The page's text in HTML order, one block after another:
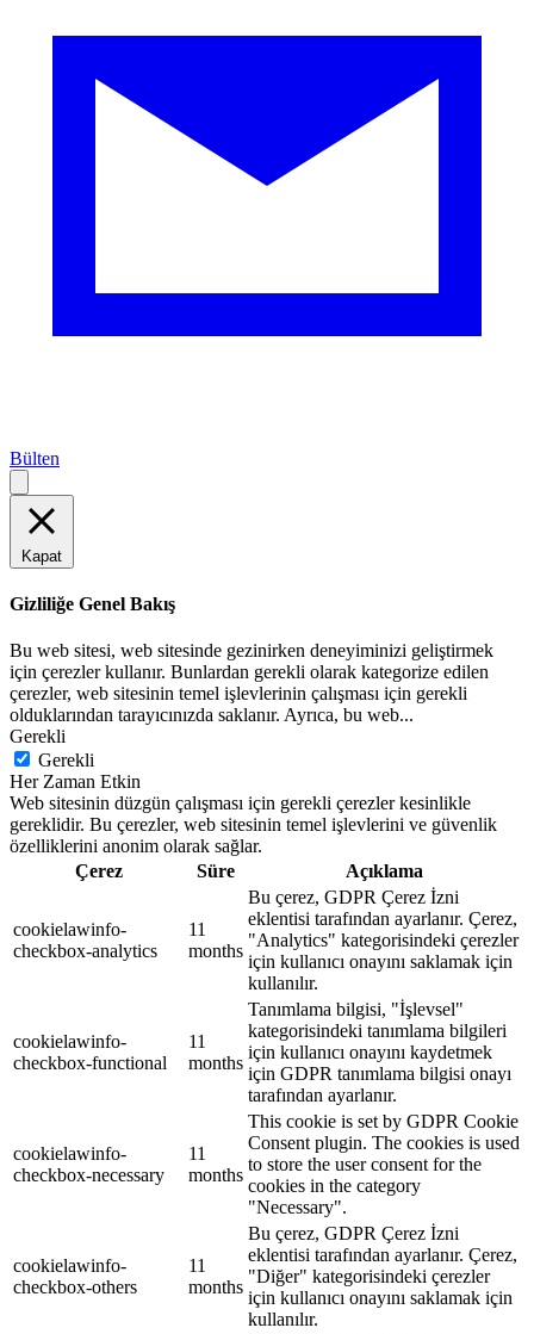
Bülten
Kapat
Gizliliğe Genel Bakış
Bu web sitesi, web sitesinde gezinirken deneyiminizi geliştirmek
için çerezler kullanır. Bunlardan gerekli olarak kategorize edilen
çerezler, web sitesinin temel işlevlerinin çalışması için gerekli
olduklarından tarayıcınızda saklanır. Ayrıca, bu web...
Gerekli
Gerekli
Her Zaman Etkin
Web sitesinin düzgün çalışması için gerekli çerezler kesinlikle
gereklidir. Bu çerezler, web sitesinin temel işlevlerini ve güvenlik
özelliklerini anonim olarak sağlar.
Çerez
Süre Açıklama
cookielawinfo-
checkbox-analytics
11
months
Bu çerez, GDPR Çerez İzni
eklentisi tarafından ayarlanır. Çerez,
"Analytics" kategorisindeki çerezler
için kullanıcı onayını saklamak için
kullanılır.
cookielawinfo-
checkbox-functional
11
months
Tanımlama bilgisi, "İşlevsel"
kategorisindeki tanımlama bilgileri
için kullanıcı onayını kaydetmek
için GDPR tanımlama bilgisi onayı
tarafından ayarlanır.
cookielawinfo-
checkbox-necessary
11
months
This cookie is set by GDPR Cookie
Consent plugin. The cookies is used
to store the user consent for the
cookies in the category
"Necessary".
cookielawinfo-
checkbox-others
11
months
Bu çerez, GDPR Çerez İzni
eklentisi tarafından ayarlanır. Çerez,
"Diğer" kategorisindeki çerezler
için kullanıcı onayını saklamak için
kullanılır.